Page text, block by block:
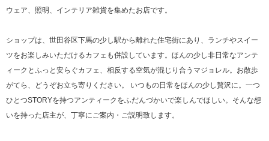
ウェア、照明、インテリア雑貨を集めたお店です。
ショップは、世田谷区下馬の少し駅から離れた住宅街にあり、ランチやスイー
ツをお楽しみいただけるカフェも併設しています。ほんの少し非日常なアンテ
ィークとふっと安らぐカフェ、相反する空気が混じり合うマジョレル。お散歩
がてら、どうぞお立ち寄りください。 いつもの日常をほんの少し贅沢に。一つ
ひとつSTORYを持つアンティークをふだんづかいで楽しんでほしい。そんな想
いを持った店主が、丁寧にご案内・ご説明致します。